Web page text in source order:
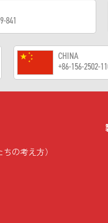
841
CHINA
+86-156-2502-
ちの考え方）